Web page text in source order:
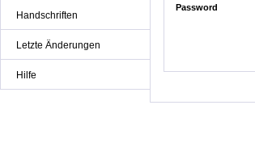
Handschriften
Letzte Änderungen
Hilfe
Password